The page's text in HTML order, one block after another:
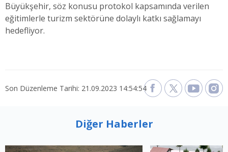
Büyükşehir, söz konusu protokol kapsamında verilen
eğitimlerle turizm sektörüne dolaylı katkı sağlamayı
hedefliyor.
Son Düzenleme Tarihi: 21.09.2023 14:54:54
Diğer Haberler